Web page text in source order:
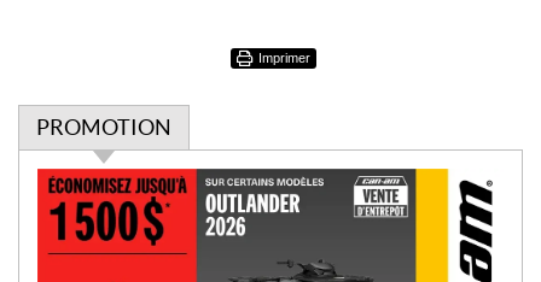
Imprimer
PROMOTION
P
m